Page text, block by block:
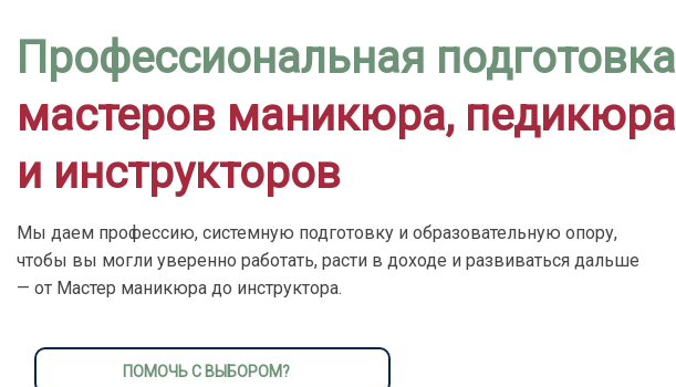
Профессиональная подготовка
мастеров маникюра, педикюра
и инструкторов
Мы даем профессию, системную подготовку и образовательную опору,
чтобы вы могли уверенно работать, расти в доходе и развиваться дальше
— от Мастер маникюра до инструктора.
ПОМОЧЬ С ВЫБОРОМ?